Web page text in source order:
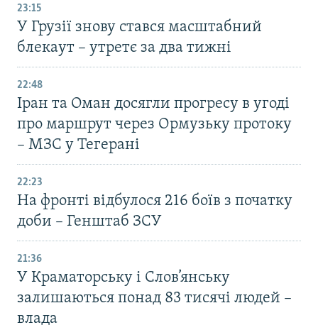
23:15
У Грузії знову стався масштабний
блекаут – утретє за два тижні
22:48
Іран та Оман досягли прогресу в угоді
про маршрут через Ормузьку протоку
– МЗС у Тегерані
22:23
На фронті відбулося 216 боїв з початку
доби – Генштаб ЗСУ
21:36
У Краматорську і Слов’янську
залишаються понад 83 тисячі людей –
влада